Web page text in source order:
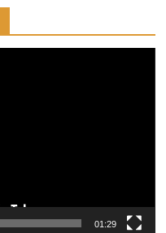
01:29